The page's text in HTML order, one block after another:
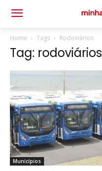
Home Tags Rodoviários
Tag: rodoviários
Municípios